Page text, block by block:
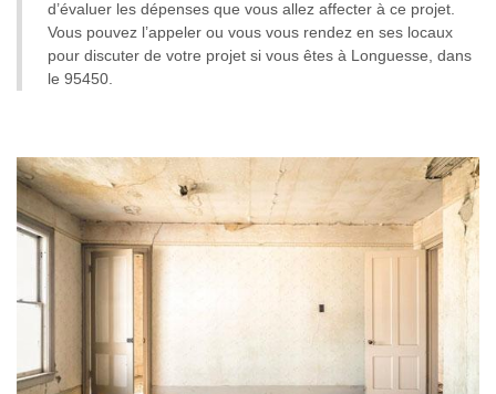
d’évaluer les dépenses que vous allez affecter à ce projet.
Vous pouvez l’appeler ou vous vous rendez en ses locaux
pour discuter de votre projet si vous êtes à Longuesse, dans
le 95450.